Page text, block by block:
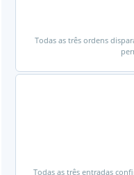
Todas as três ordens
Todas as três entradas